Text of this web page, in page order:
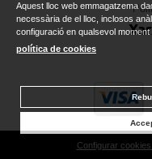
Configurar cookies
Aquest lloc web emmagatzema
necessària de el lloc, inclosos
configuració en qualsevol
política de cookies